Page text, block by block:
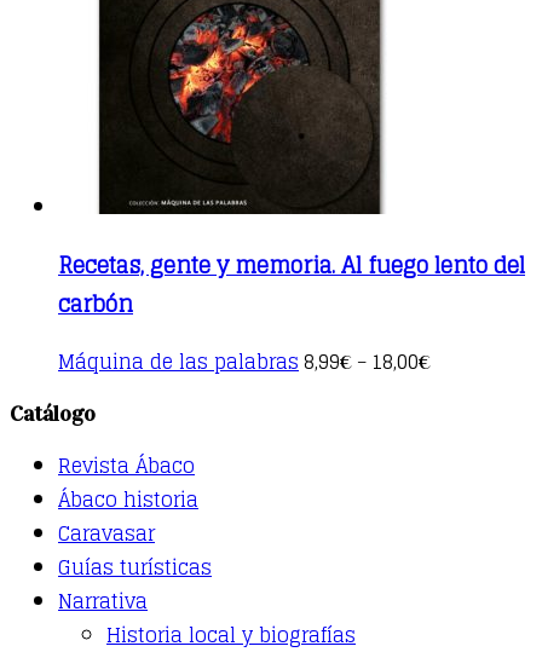
be
chosen
on
the
product
page
Recetas, gente y memoria. Al fuego lento del
carbón
Máquina de las palabras This
product
product
8,99€ – 18,00€
Catálogo
Revista Ábaco
Ábaco historia
Caravasar
Guías turísticas
Narrativa
Historia local y biografías